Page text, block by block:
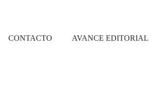
CONTACTO AVANCE EDITORIAL